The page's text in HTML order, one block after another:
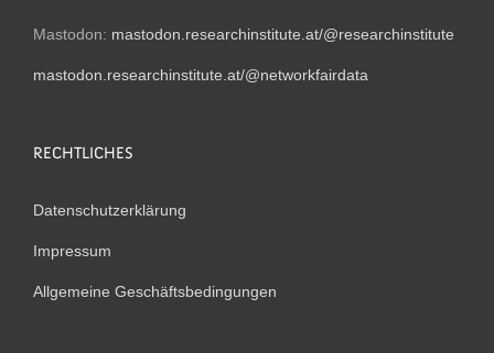
Mastodon: mastodon.researchinstitute.at/@researchinstitute
mastodon.researchinstitute.at/@networkfairdata
RECHTLICHES
Datenschutzerklärung
Impressum
Allgemeine Geschäftsbedingungen